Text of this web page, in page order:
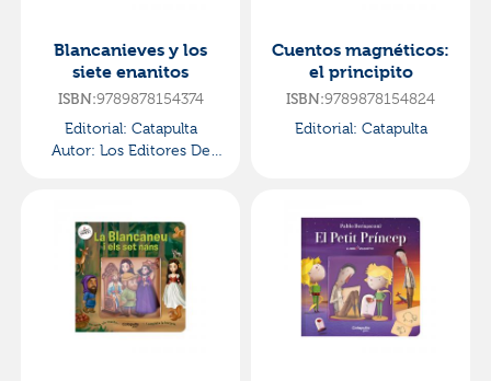
Blancanieves y los
siete enanitos
ISBN:9789878154374
Editorial: Catapulta
Autor: Los Editores De
Cuentos magnéticos:
el principito
ISBN:9789878154824
Editorial: Catapulta